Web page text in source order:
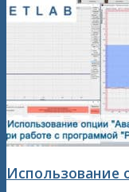
Использование